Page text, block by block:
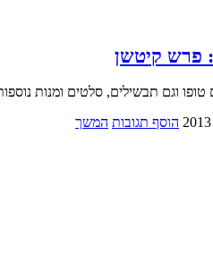
פרש קיטשן
וגם תבשילים, סלטים ומנות
הוסף תגובות המשך